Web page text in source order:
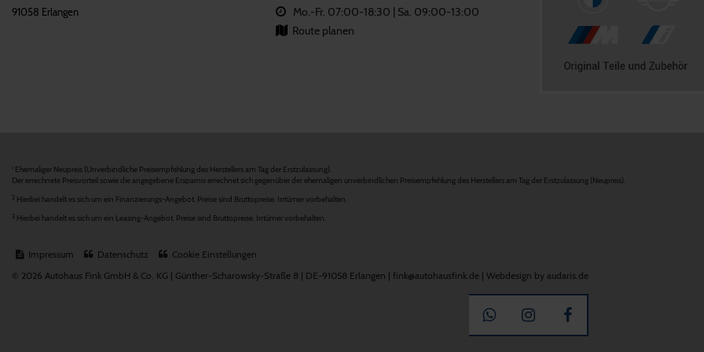
91058 Erlangen
Mo.-Fr. 07:00-18:30 | Sa. 09:00-13:00
Route planen
Ehemaliger Neupreis (Unverbindliche Preisempfehlung des Herstellers am Tag der Erstzulassung).
Der errechnete Preisvorteil sowie die angegebene Ersparnis errechnet sich gegenüber der ehemaligen unverbindlichen Preisempfehlung des Herstellers am Tag der Erstzulassung (Neupreis).
2 Hierbei handelt es sich um ein Finanzierungs-Angebot. Preise sind Bruttopreise. Irrtümer vorbehalten.
3 Hierbei handelt es sich um ein Leasing-Angebot. Preise sind Bruttopreise. Irrtümer vorbehalten.
Impressum Datenschutz
Cookie Einstellungen
© 2026 Autohaus Fink GmbH & Co. KG | Günther-Scharowsky-Straße 8 | DE-91058 Erlangen | fink@autohausfink.de | Webdesign by audaris.de